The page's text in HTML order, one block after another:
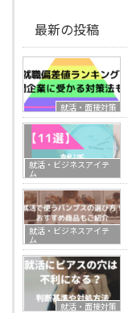
最新の投稿
就活・面接対策
就活・ビジネスアイテ
ム
就活・ビジネスアイテ
ム
就活・面接対策